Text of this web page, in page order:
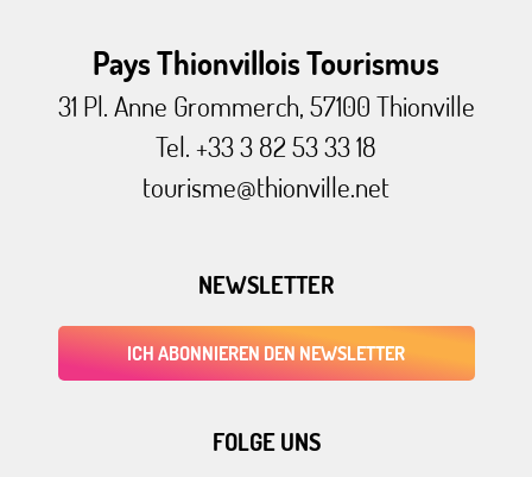
Pays Thionvillois Tourismus
31 Pl. Anne Grommerch, 57100 Thionville
Tel. +33 3 82 53 33 18
tourisme@thionville.net
NEWSLETTER
ICH ABONNIEREN DEN NEWSLETTER
FOLGE UNS